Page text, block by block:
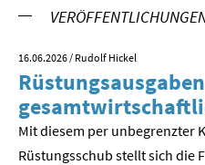
SOMMERSCHULE 2015
SOMMERSCHULE 2014
SOMMERSCHULE 2013
SOMMERSCHULE 2012
16.06.2026 / Rudolf Hickel
Rüstungsausgaben
Mit diesem per unbegrenzter
Rüstungsschub stellt sich die